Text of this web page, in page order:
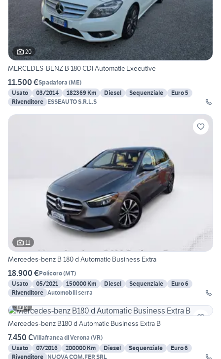
20
MERCEDES-BENZ B 180 CDI Automatic Executive
11.500 €Spadafora (ME)
Usato
03/2014 182369 Km Diesel Sequenziale
Euro 5
Rivenditore ESSEAUTO S.R.L.S
11
Mercedes-benz B 180 d Automatic Business Extra
18.900 €Policoro(MT)
Usato
05/2021 150000 Km Diesel Sequenziale
Euro 6
Rivenditore Automobili serra
9
Mercedes-benz B180 d Automatic Business Extra B
7.450 €Villafranca di Verona (VR)
Usato
07/2016 200000 Km Diesel Sequenziale
Euro 6
Rivenditore NUOVA COM.FER SRL